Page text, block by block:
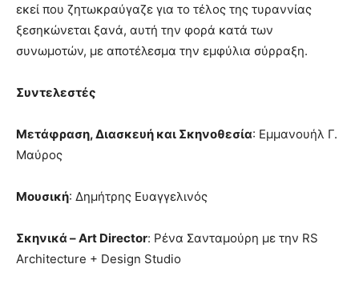
εκεί που ζητωκραύγαζε για το τέλος της τυραννίας
ξεσηκώνεται ξανά, αυτή την φορά κατά των
συνωμοτών, με αποτέλεσμα την εμφύλια σύρραξη.
Συντελεστές
Μετάφραση, Διασκευή και Σκηνοθεσία: Εμμανουήλ Γ.
Μαύρος
Μουσική: Δημήτρης Ευαγγελινός
Σκηνικά – Art Director: Ρένα Σανταμούρη με την RS
Architecture + Design Studio